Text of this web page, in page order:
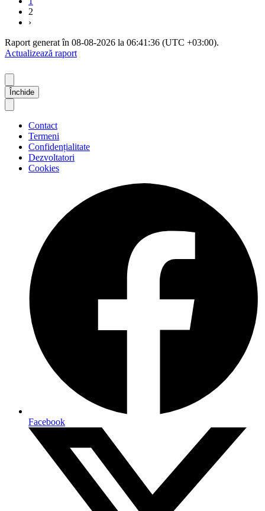
2
›
Raport generat în 08-08-2026 la 06:41:36 (UTC +03:00).
Actualizează raport
Închide
Contact
Termeni
Confidențialitate
Dezvoltatori
Cookies
Facebook